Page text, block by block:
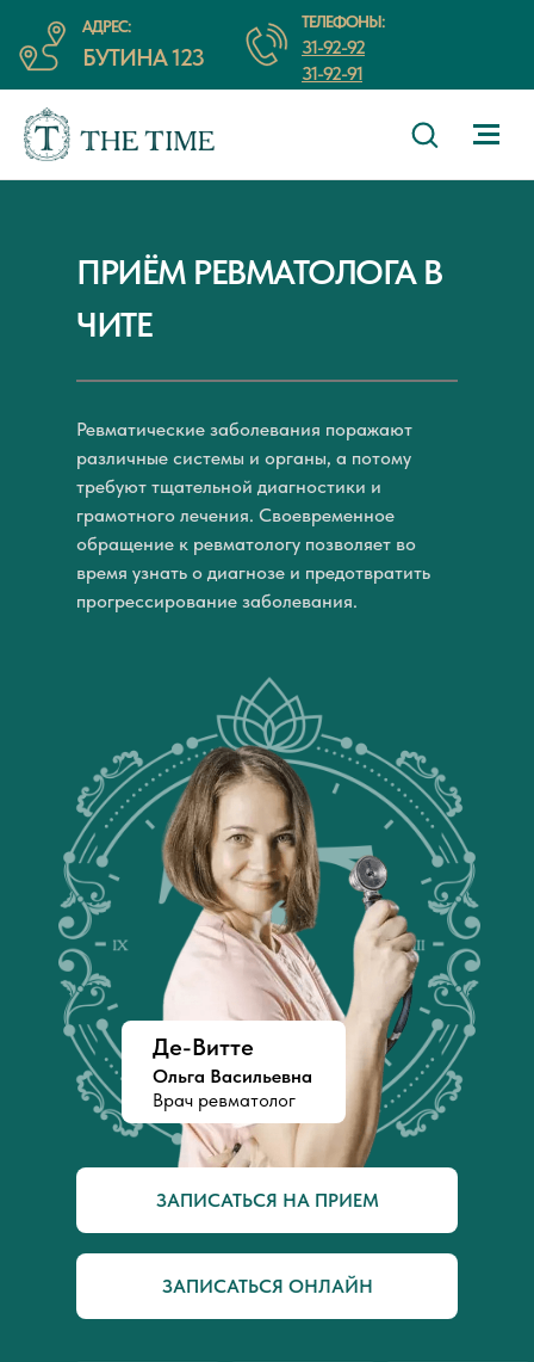
АДРЕС:
БУТИНА 123
ТЕЛЕФОНЫ:
31-92-92
31-92-91
ПРИЁМ РЕВМАТОЛОГА В
ЧИТЕ
Ревматические заболевания поражают
различные системы и органы, а потому
требуют тщательной диагностики и
грамотного лечения. Своевременное
обращение к ревматологу позволяет во
время узнать о диагнозе и предотвратить
прогрессирование заболевания.
ЗАПИСАТЬСЯ ОНЛАЙН
ЗАПИСАТЬСЯ НА ПРИЕМ
Де-Витте
Ольга Васильевна
Врач ревматолог